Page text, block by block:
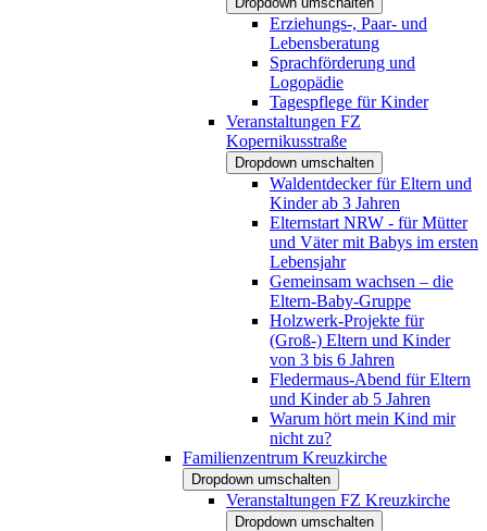
Erziehungs-, Paar- und
Lebensberatung
Sprachförderung und
Logopädie
Tagespflege für Kinder
Veranstaltungen FZ
Kopernikusstraße
Dropdown umschalten
Waldentdecker für Eltern und
Kinder ab 3 Jahren
Elternstart NRW - für Mütter
und Väter mit Babys im ersten
Lebensjahr
Gemeinsam wachsen – die
Eltern-Baby-Gruppe
Holzwerk-Projekte für
(Groß-) Eltern und Kinder
von 3 bis 6 Jahren
Fledermaus-Abend für Eltern
und Kinder ab 5 Jahren
Warum hört mein Kind mir
nicht zu?
Familienzentrum Kreuzkirche
Dropdown umschalten
Veranstaltungen FZ Kreuzkirche
Dropdown umschalten